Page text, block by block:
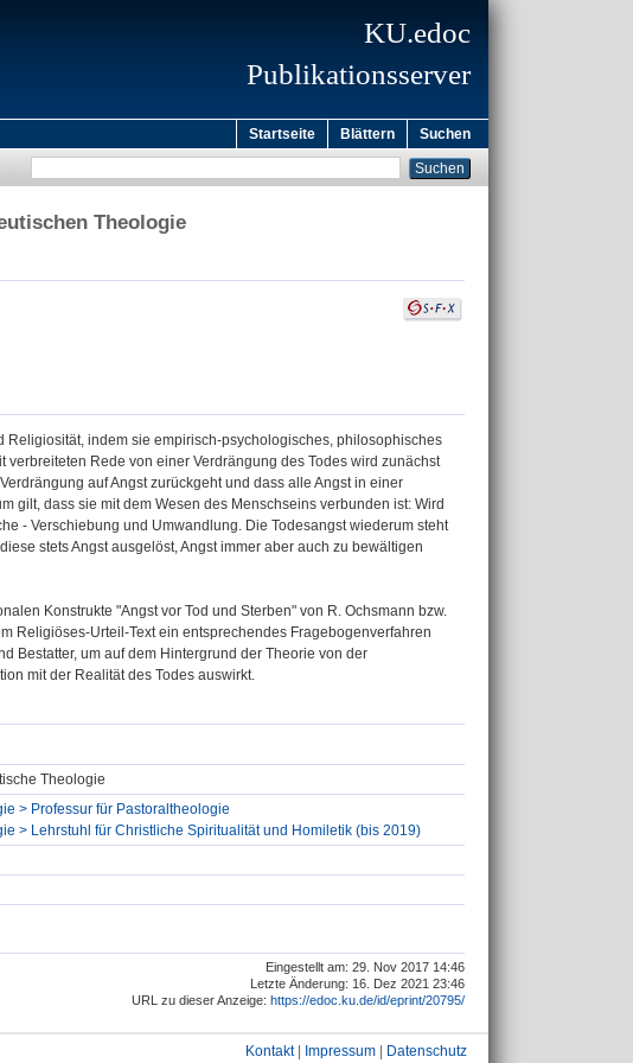
KU.edoc
Publikationsserver
Startseite Blättern Suchen
Theologie
indem sie empirisch-psychologisches, philosophisches
Rede von einer Verdrängung des Todes wird zunächst
auf Angst zurückgeht und dass alle Angst in einer
gilt, dass sie mit dem Wesen des Menschseins verbunden ist: Wird
- Verschiebung und Umwandlung. Die Todesangst wiederum steht
stets Angst ausgelöst, Angst immer aber auch zu bewältigen
Konstrukte "Angst vor Tod und Sterben" von R. Ochsmann bzw.
Religiöses-Urteil-Text ein entsprechendes Fragebogenverfahren
Bestatter, um auf dem Hintergrund der Theorie von der
mit der Realität des Todes auswirkt.
Theologie
> Professur für Pastoraltheologie
> Lehrstuhl für Christliche Spiritualität und Homiletik (bis 2019)
Eingestellt am: 29. Nov 2017 14:46
Letzte Änderung: 16. Dez 2021 23:46
URL zu dieser Anzeige: https://edoc.ku.de/id/eprint/20795/
Kontakt| Impressum Datenschutz